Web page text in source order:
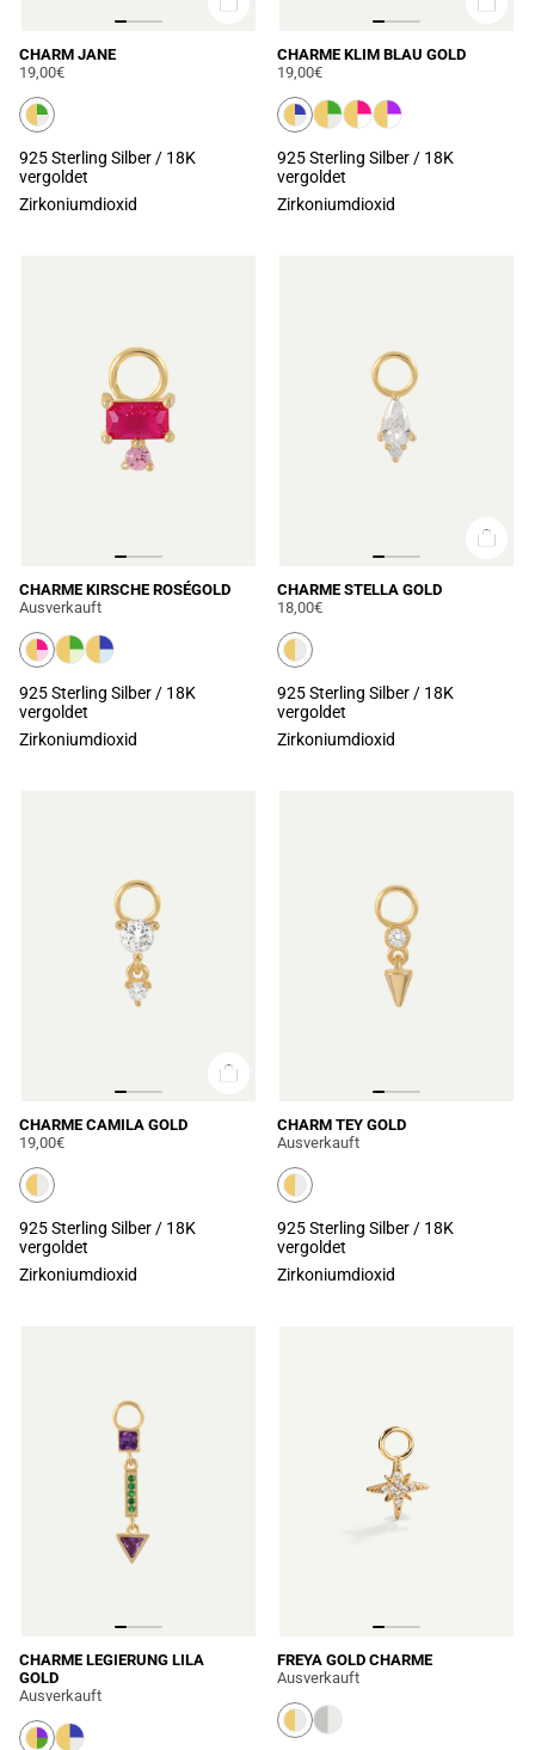
CHARM JANE
19,00€
925 Sterling Silber / 18K
vergoldet
Zirkoniumdioxid
CHARME KLIM BLAU GOLD
19,00€
925 Sterling Silber / 18K
vergoldet
Zirkoniumdioxid
CHARME KIRSCHE ROSÉGOLD
Ausverkauft
925 Sterling Silber / 18K
vergoldet
Zirkoniumdioxid
CHARME STELLA GOLD
18,00€
925 Sterling Silber / 18K
vergoldet
Zirkoniumdioxid
CHARME CAMILA GOLD
19,00€
925 Sterling Silber / 18K
vergoldet
Zirkoniumdioxid
CHARM TEY GOLD
Ausverkauft
925 Sterling Silber / 18K
vergoldet
Zirkoniumdioxid
CHARME LEGIERUNG LILA
GOLD
Ausverkauft
FREYA GOLD CHARME
Ausverkauft